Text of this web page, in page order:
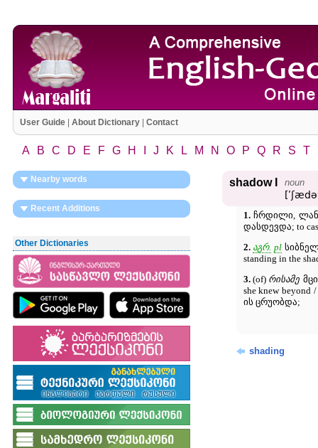
User Guide| About Dictionary| Contact
A B C D E F G H J K L M N O P Q R S T
Nearby words
Recent Additions
Other Dictionaries
shadow I noun
1.ჩრდილი,
დასდევდა; to
2. აგრ. pl
standing in the
3.(of) რისამე
she knew beyond
ის ცრუობდა;
shading